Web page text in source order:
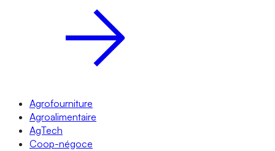
Agrofourniture
Agroalimentaire
AgTech
Coop-négoce